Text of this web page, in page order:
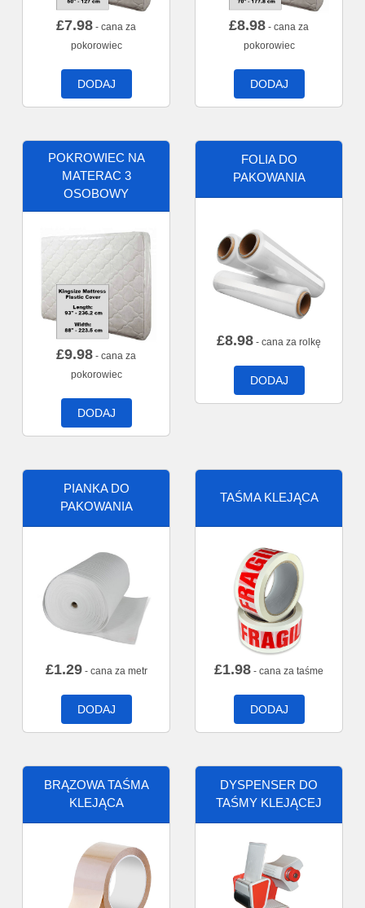
£7.98 - cana za
pokorowiec
DODAJ
£8.98 - cana za
pokorowiec
DODAJ
POKROWIEC NA
MATERAC 3
OSOBOWY
£9.98 - cana za
pokorowiec
DODAJ
FOLIA DO
PAKOWANIA
£8.98 - cana za rolkę
DODAJ
PIANKA DO
PAKOWANIA
£1.29- cana za metr
DODAJ
TAŚMA KLEJĄCA
£1.98 - cana za taśme
DODAJ
BRĄZOWA TAŚMA
KLEJĄCA
DYSPENSER DO
TAŚMY KLEJĄCEJ